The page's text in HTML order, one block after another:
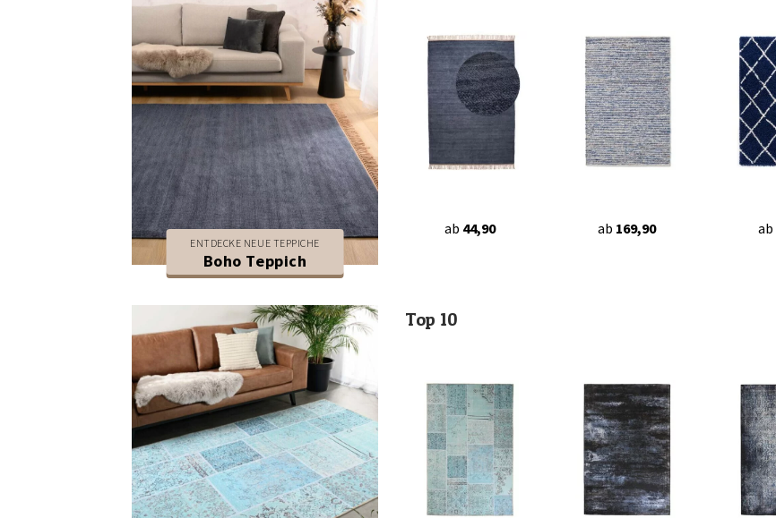
ENTDECKE NEUE TEPPICHE
Boho Teppich
ab 44,90 ab 169,90 ab
Top 10